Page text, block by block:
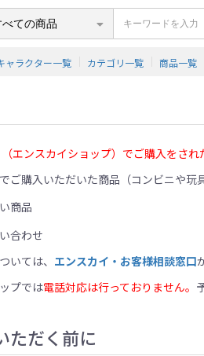
ャラクター一覧 カテゴリ一覧 商品一覧
エンスカイショップ）でご購入をされ
ご購入いただいた商品（コンビニや玩
商品
合わせ
いては、 エンスカイ・お客様相談窓口
プでは電話対応は行っておりません。
ただく前に